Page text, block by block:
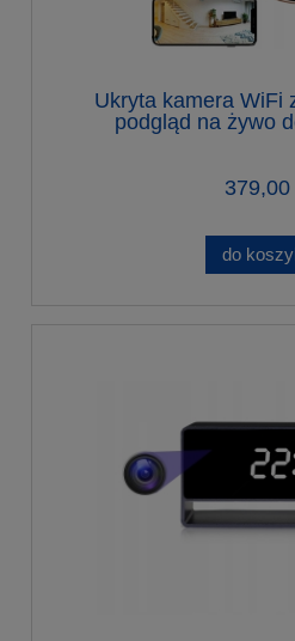
Ukryta kamera WiFi
podgląd na żywo
379,00
do